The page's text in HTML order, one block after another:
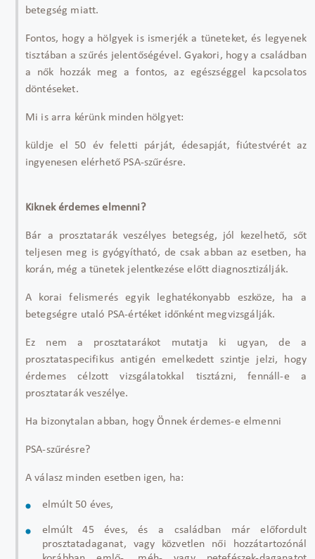
betegség miatt.
Fontos, hogy a hölgyek is ismerjék a tüneteket, és legyenek
tisztában a szűrés jelentőségével. Gyakori, hogy a családban
a nők hozzák meg a fontos, az egészséggel kapcsolatos
döntéseket.
Mi is arra kérünk minden hölgyet:
küldje el 50 év feletti párját, édesapját, fiútestvérét az
ingyenesen elérhető PSA-szűrésre.
Kiknek érdemes elmenni?
Bár a prosztatarák veszélyes betegség, jól kezelhető, sőt
teljesen meg is gyógyítható, de csak abban az esetben, ha
korán, még a tünetek jelentkezése el őtt diagnosztizálják.
A korai felismerés egyik leghatékonyabb eszköze, ha a
betegségre utaló PSA-értéket időnként megvizsgálják.
Ez nem a prosztatarákot mutatja ki ugyan, de a
prosztataspecifikus antigén emelkedett szintje jelzi, hogy
érdemes célzott vizsgálatokkal tisztázni, fennáll-e a
prosztatarák veszélye.
Ha bizonytalan abban, hogy Önnek érdemes-e elmenni
PSA-szűrésre?
A válasz minden esetben igen, ha:
elmúlt 50 éves,
elmúlt 45 éves, és a családban már el őfordult
prosztatadaganat, vagy közvetlen női hozzátartozónál